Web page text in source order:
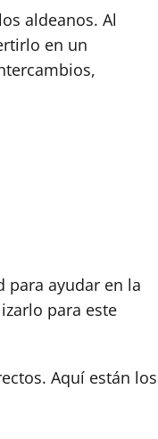
aldeanos. Al
en un
para ayudar en la
para este
Aquí están los